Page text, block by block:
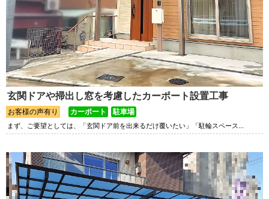
玄関ドアや掃出し窓を考慮したカーポート設置工事
お客様の声有り カーポート 駐車場
まず、ご要望としては、「玄関ドア前を出来るだけ覆いたい」「駐輪スペース...